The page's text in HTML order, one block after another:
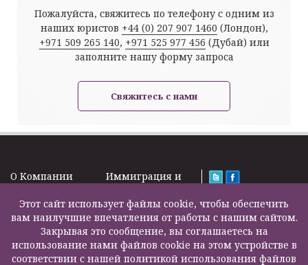
Пожалуйста, свяжитесь по телефону с одним из
наших юристов +44 (0) 207 907 1460 (Лондон),
+971 509 265 140, +971 525 977 456 (Дубай) или
заполните нашу форму запроса
Свяжитесь с нами
O Kомпании
Подписка на
новости
Задать вопрос
Карта сайта
Контакты
Иммиграция и
Налоги и пенсии
Бизнес услуги
Недвижимость
Образование
Страхование
2000 – 2026©
Этот сайт использует файлы cookie, чтобы обеспечить
вам наилучшие впечатления от работы с нашим сайтом.
Закрывая это сообщение, вы соглашаетесь на
использование нами файлов cookie на этом устройстве в
соответствии с нашей политикой использования файлов